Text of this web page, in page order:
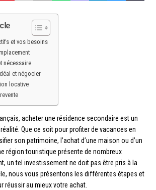
et vos besoins
nécessaire
et négocier
locative
acheter une résidence secondaire est un
Que ce soit pour profiter de vacances en
son patrimoine, l’achat d’une maison ou d’un
région touristique présente de nombreux
un tel investissement ne doit pas être pris à la
nous vous présentons les différentes étapes et
réussir au mieux votre achat.